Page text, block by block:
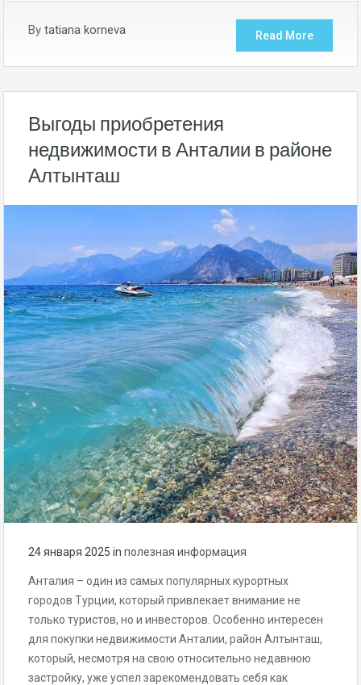
By tatiana korneva Read More
Выгоды приобретения
недвижимости в Анталии в районе
Алтынташ
24 января 2025 in полезная информация
Анталия – один из самых популярных курортных
городов Турции, который привлекает внимание не
только туристов, но и инвесторов. Особенно интересен
для покупки недвижимости Анталии, район Алтынташ,
который, несмотря на свою относительно недавнюю
застройку, уже успел зарекомендовать себя как